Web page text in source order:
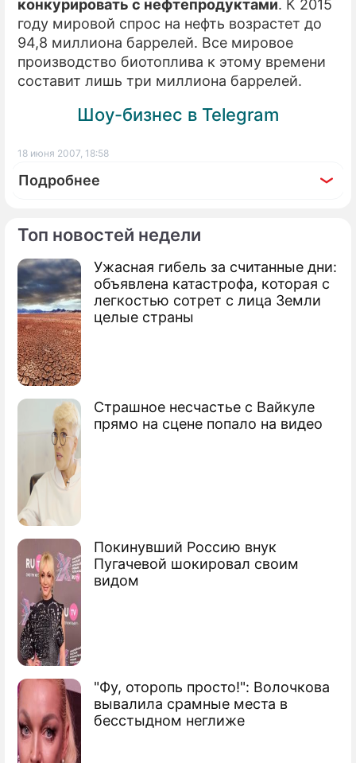
Топ новостей недели
Ужасная гибель за считанные дни:
объявлена катастрофа, которая с
легкостью сотрет с лица Земли
целые страны
Страшное несчастье с Вайкуле
прямо на сцене попало на видео
Покинувший Россию внук
Пугачевой шокировал своим
видом
"Фу, оторопь просто!": Волочкова
вывалила срамные места в
бесстыдном неглиже
конкурировать с нефтепродуктами. К 2015
году мировой спрос на нефть возрастет до
94,8 миллиона баррелей. Все мировое
производство биотоплива к этому времени
составит лишь три миллиона баррелей.
Шоу-бизнес в Telegram
18 июня 2007, 18:58
Подробнее
По теме
Украина заправит транспорт
подсолнухом
Сорос вложит деньги в биотопливо
Автомобили японцев сольются с
природой